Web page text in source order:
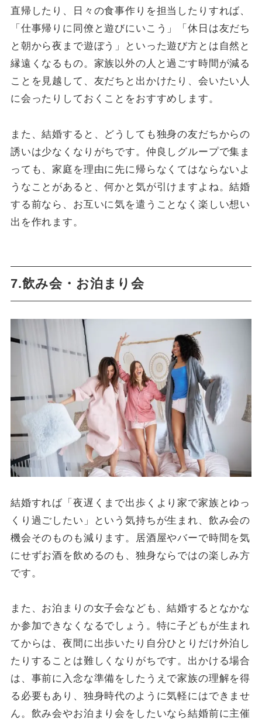
直帰したり、日々の食事作りを担当したりすれば、
「仕事帰りに同僚と遊びにいこう」「休日は友だち
と朝から夜まで遊ぼう」といった遊び方とは自然と
縁遠くなるもの。家族以外の人と過ごす時間が減る
ことを見越して、友だちと出かけたり、会いたい人
に会ったりしておくことをおすすめします。
また、結婚すると、どうしても独身の友だちからの
誘いは少なくなりがちです。仲良しグループで集ま
っても、家庭を理由に先に帰らなくてはならないよ
うなことがあると、何かと気が引けますよね。結婚
する前なら、お互いに気を遣うことなく楽しい想い
出を作れます。
7.飲み会・お泊まり会
結婚すれば「夜遅くまで出歩くより家で家族とゆっ
くり過ごしたい」という気持ちが生まれ、飲み会の
機会そのものも減ります。居酒屋やバーで時間を気
にせずお酒を飲めるのも、独身ならではの楽しみ方
です。
また、お泊まりの女子会なども、結婚するとなかな
か参加できなくなるでしょう。特に子どもが生まれ
てからは、夜間に出歩いたり自分ひとりだけ外泊し
たりすることは難しくなりがちです。出かける場合
は、事前に入念な準備をしたうえで家族の理解を得
る必要もあり、独身時代のように気軽にはできませ
ん。飲み会やお泊まり会をしたいなら結婚前に主催